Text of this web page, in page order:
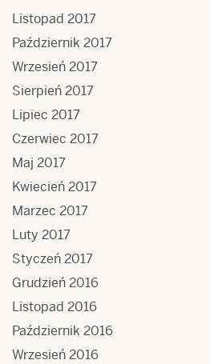
Listopad 2017
Październik 2017
Wrzesień 2017
Sierpień 2017
Lipiec 2017
Czerwiec 2017
Maj 2017
Kwiecień 2017
Marzec 2017
Luty 2017
Styczeń 2017
Grudzień 2016
Listopad 2016
Październik 2016
Wrzesień 2016